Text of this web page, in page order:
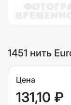
1451 нить
Цена
131,10 ₽